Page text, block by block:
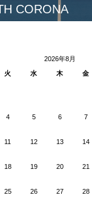
CORONA
2026年8月
火 水 木 金
4 5 6 7
11 12 13 14
18 19 20 21
25 26 27 28